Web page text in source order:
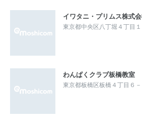
イワタニ・プリムス株式
東京都中央区八丁堀４丁目１
わんぱくクラブ板橋教室
東京都板橋区板橋４丁目６－